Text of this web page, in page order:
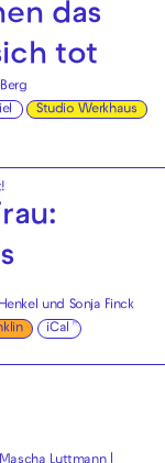
das
tot
Studio Werkhaus
und Sonja Finck
iCal